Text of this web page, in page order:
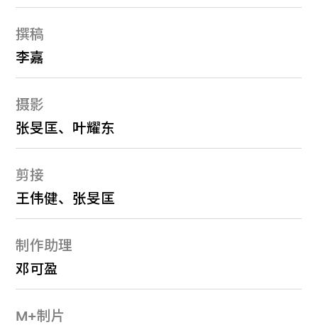
撰稿
李嘉
摄影
张旻匡、叶耀东
剪接
王伟健、张旻匡
制作助理
邓可盈
M+制片